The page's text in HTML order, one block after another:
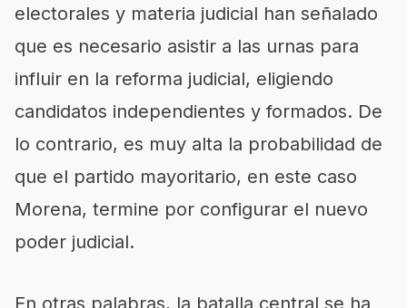
electorales y materia judicial han señalado
que es necesario asistir a las urnas para
influir en la reforma judicial, eligiendo
candidatos independientes y formados. De
lo contrario, es muy alta la probabilidad de
que el partido mayoritario, en este caso
Morena, termine por configurar el nuevo
poder judicial.
En otras palabras, la batalla central se ha